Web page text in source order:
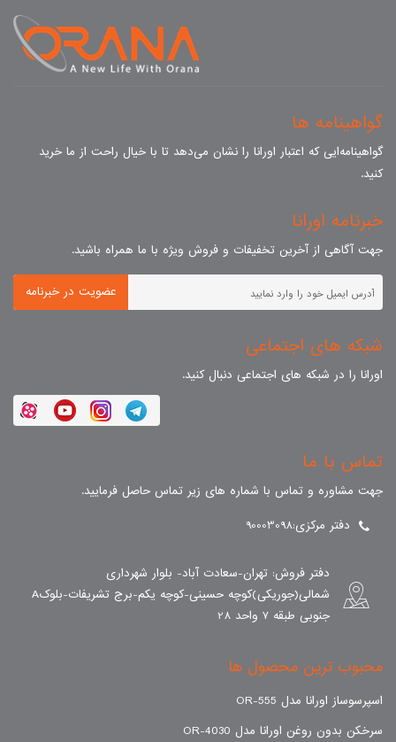
گواهینامه ها
گواهینامه‌ایی که اعتبار اورانا را نشان می‌دهد تا با خیال راحت از ما خرید
کنید.
خبرنامه اورانا
جهت آگاهی از آخرین تخفیفات و فروش ویژه با ما همراه باشید.
عضویت در خبرنامه
شبکه های اجتماعی
اورانا را در شبکه های اجتماعی دنبال کنید.
تماس با ما
جهت مشاوره و تماس با شماره های زیر تماس حاصل فرمایید.
دفتر مرکزی:90003098
دفتر فروش: تهران-سعادت آباد- بلوار شهرداری
شمالی(جوریکی)کوچه حسینی-کوچه یکم-برج تشریفات-بلوکA
جنوبی طبقه 7 واحد 28
محبوب ترین محصول ها
اسپرسوساز اورانا مدل OR-555
سرخکن بدون روغن اورانا مدل OR-4030